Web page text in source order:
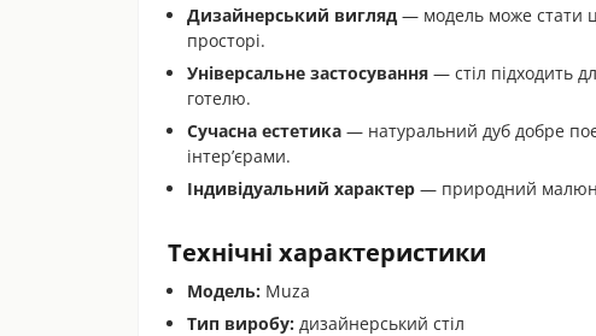
Дизайнерський вигляд — модель може стати
просторі.
Універсальне застосування — стіл підходить
готелю.
Сучасна естетика — натуральний дуб добре
інтер’єрами.
Індивідуальний характер — природний
Технічні характеристики
Модель: Muza
Тип виробу: дизайнерський стіл